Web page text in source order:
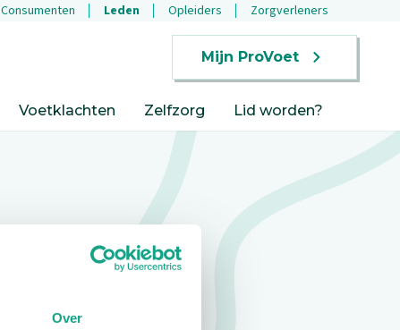
Over
Consumenten Leden Opleiders Zorgverleners
Mijn ProVoet
Voetklachten Zelfzorg Lid worden?